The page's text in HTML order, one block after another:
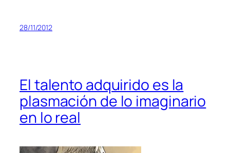
28/11/2012
El talento adquirido es la
plasmación de lo imaginario
en lo real